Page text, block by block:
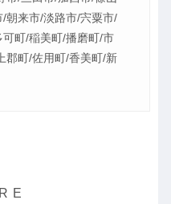
朝来市/淡路市/宍粟市/
町/稲美町/播磨町/市
郡町/佐用町/香美町/新